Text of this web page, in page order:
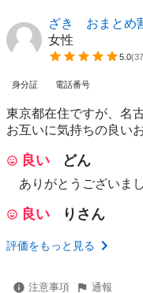
ざき おまとめ
女性
5.0(37
身分証 電話番号
東京都在住ですが、名
お互いに気持ちの良い
良い どん
ありがとうございま
良い りさん
評価をもっと見る
注意事項 通報